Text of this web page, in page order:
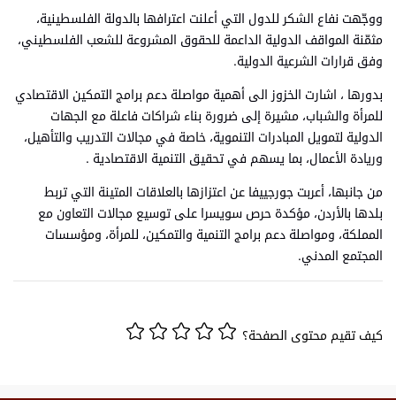
ووجّهت نفاع الشكر للدول التي أعلنت اعترافها بالدولة الفلسطينية،
مثمّنة المواقف الدولية الداعمة للحقوق المشروعة للشعب الفلسطيني،
وفق قرارات الشرعية الدولية.
بدورها ، اشارت الخزوز الى أهمية مواصلة دعم برامج التمكين الاقتصادي
للمرأة والشباب، مشيرة إلى ضرورة بناء شراكات فاعلة مع الجهات
الدولية لتمويل المبادرات التنموية، خاصة في مجالات التدريب والتأهيل،
وريادة الأعمال، بما يسهم في تحقيق التنمية الاقتصادية .
من جانبها، أعربت جورجييفا عن اعتزازها بالعلاقات المتينة التي تربط
بلدها بالأردن، مؤكدة حرص سويسرا على توسيع مجالات التعاون مع
المملكة، ومواصلة دعم برامج التنمية والتمكين، للمرأة، ومؤسسات
المجتمع المدني.
كيف تقيم محتوى الصفحة؟